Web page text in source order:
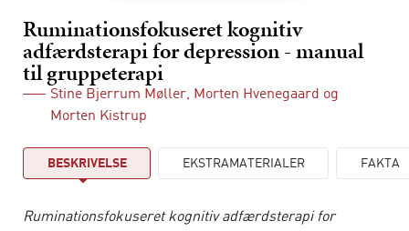
Ruminationsfokuseret kognitiv
adfærdsterapi for depression - manual
til gruppeterapi
Stine Bjerrum Møller, Morten Hvenegaard og
Morten Kistrup
BESKRIVELSE EKSTRAMATERIALER FAKTA
Ruminationsfokuseret kognitiv adfærdsterapi for